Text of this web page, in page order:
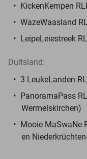
KickenKempen
WazeWaasland
LeipeLeiestreek
Duitsland:
3 LeukeLanden
PanoramaPass
Wermelskirchen)
Mooie MaSwaNe
en